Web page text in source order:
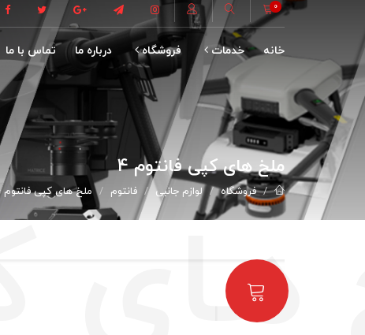
0
خانه خدمات فروشگاه درباره ما تماس با ما
ملخ های کپی فانتوم 4
فروشگاه لوازم جانبی فانتوم ملخ های کپی فانتوم 4